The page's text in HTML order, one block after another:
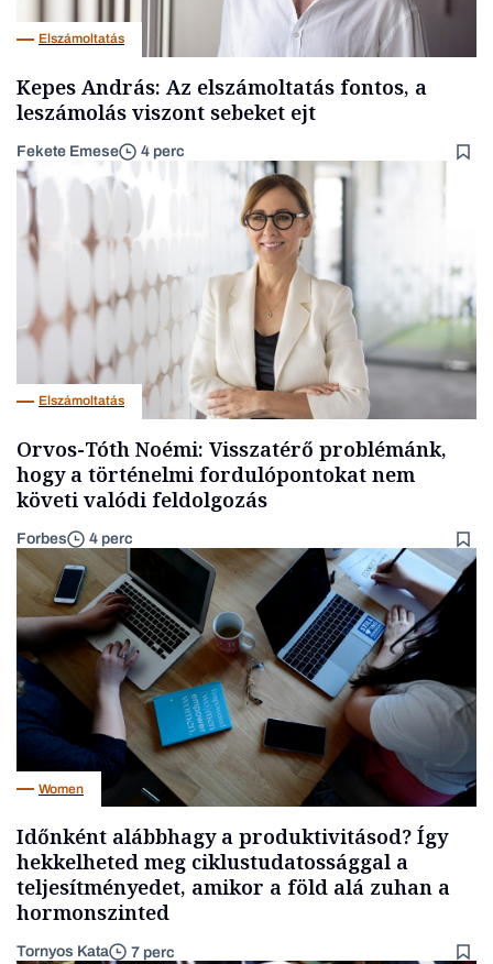
Elszámoltatás
Kepes András: Az elszámoltatás fontos, a
leszámolás viszont sebeket ejt
Fekete Emese 4 perc
Elszámoltatás
Orvos-Tóth Noémi: Visszatérő problémánk,
hogy a történelmi fordulópontokat nem
követi valódi feldolgozás
Forbes 4 perc
Women
Időnként alábbhagy a produktivitásod? Így
hekkelheted meg ciklustudatossággal a
teljesítményedet, amikor a föld alá zuhan a
hormonszinted
Tornyos Kata 7 perc